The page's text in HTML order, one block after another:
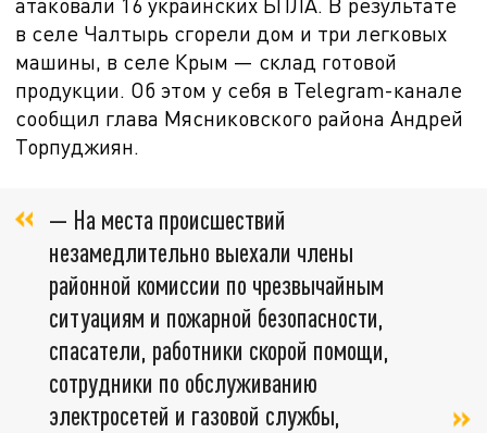
в селе Чалтырь сгорели дом и три легковых
машины, в селе Крым — склад готовой
продукции. Об этом у себя в Telegram-канале
сообщил глава Мясниковского района Андрей
Торпуджиян.
— На места происшествий
незамедлительно выехали члены
районной комиссии по чрезвычайным
ситуациям и пожарной безопасности,
спасатели, работники скорой помощи,
сотрудники по обслуживанию
электросетей и газовой службы,